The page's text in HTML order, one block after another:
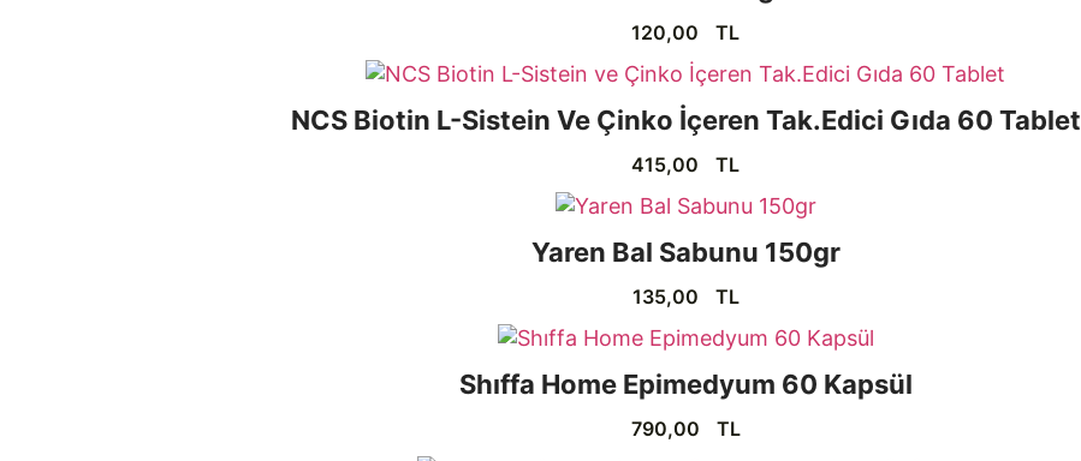
120,00 TL
NCS Biotin L-Sistein Ve Çinko İçeren Tak.Edici Gıda 60 Tablet
415,00 TL
Yaren Bal Sabunu 150gr
135,00 TL
Shıffa Home Epimedyum 60 Kapsül
790,00 TL